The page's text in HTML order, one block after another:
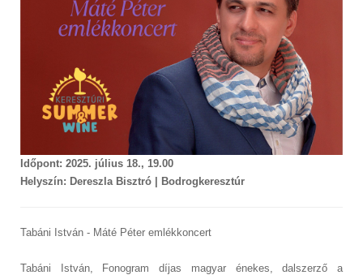
Időpont: 2025. július 18., 19.00
Helyszín: Dereszla Bisztró | Bodrogkeresztúr
Tabáni István - Máté Péter emlékkoncert
Tabáni István, Fonogram díjas magyar énekes, dalszerző a